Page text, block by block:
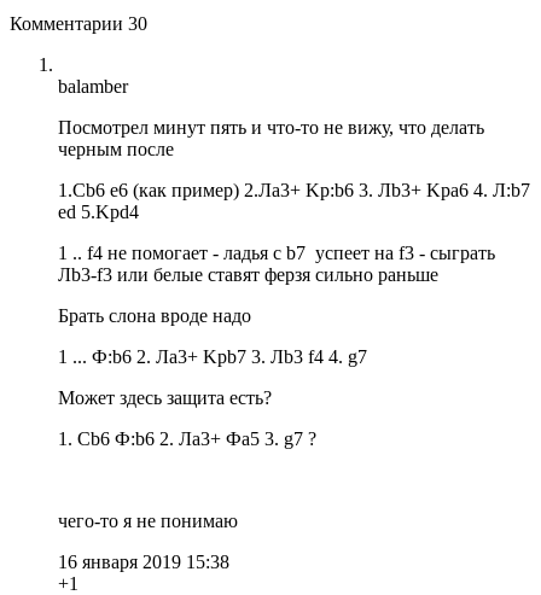
Комментарии 30
balamber
Посмотрел минут пять и что-то не вижу, что делать
черным после
1.Cb6 e6 (как пример) 2.Лa3+ Kp:b6 3. Лb3+ Kpa6 4. Л:b7
ed 5.Kpd4
1 .. f4 не помогает - ладья c b7 успеет на f3 - сыграть
Лb3-f3 или белые ставят ферзя сильно раньше
Брать слона вроде надо
1 ... Ф:b6 2. Лa3+ Kpb7 3. Лb3 f4 4. g7
Может здесь защита есть?
1. Сb6 Ф:b6 2. Лa3+ Фa5 3. g7 ?
чего-то я не понимаю
16 января 2019 15:38
+1